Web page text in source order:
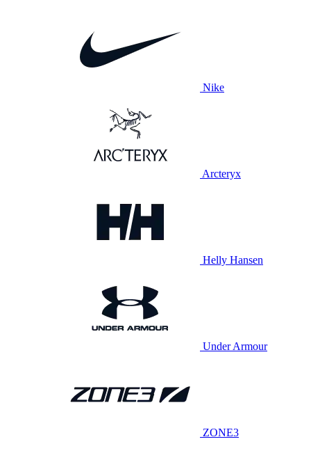
Nike
Arcteryx
Helly Hansen
Under Armour
ZONE3